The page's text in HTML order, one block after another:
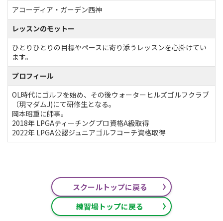
アコーディア・ガーデン西神
レッスンのモットー
ひとりひとりの目標やペースに寄り添うレッスンを心掛けてい
ます。
プロフィール
OL時代にゴルフを始め、その後ウォーターヒルズゴルフクラブ
（現マダムJ)にて研修生となる。
岡本昭重に師事。
2018年 LPGAティーチングプロ資格A級取得
2022年 LPGA公認ジュニアゴルフコーチ資格取得
スクールトップに戻る
練習場トップに戻る